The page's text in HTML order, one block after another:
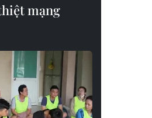
mạng